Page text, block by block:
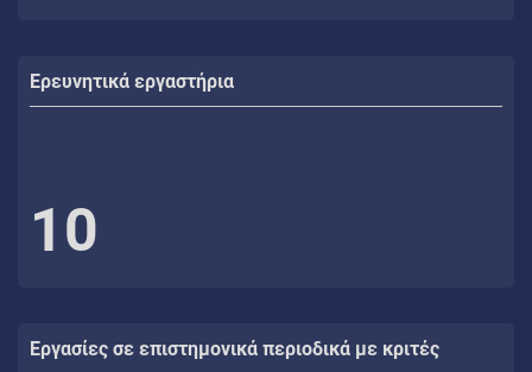
Ερευνητικά εργαστήρια
10
Εργασίες σε επιστημονικά περιοδικά με κριτές